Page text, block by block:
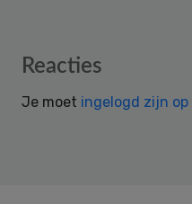
Reader
Reacties
Je moet ingelogd zijn op